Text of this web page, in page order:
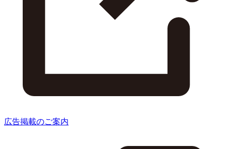
広告掲載のご案内